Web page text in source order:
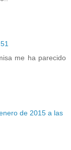
me ha parecido
de 2015 a las